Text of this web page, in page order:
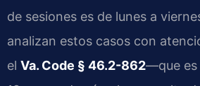
de sesiones es de lunes a
analizan estos casos con
el Va. Code § 46.2-862—que es